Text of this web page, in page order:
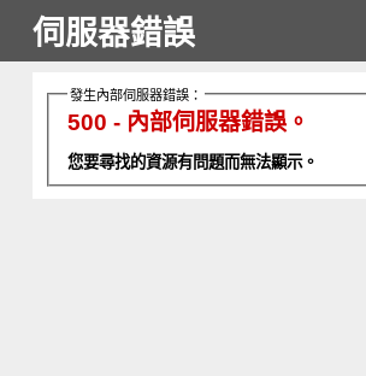
伺服器錯誤
發生內部伺服器錯誤：
500 - 內部伺服器錯誤。
您要尋找的資源有問題而無法顯示。